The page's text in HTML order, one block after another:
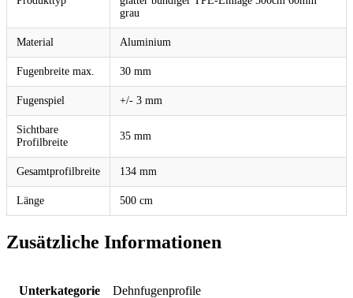
grau
Material Aluminium
Fugenbreite max. 30 mm
Fugenspiel +/- 3 mm
Sichtbare
Profilbreite
35 mm
Gesamtprofilbreite 134 mm
Länge 500 cm
Zusätzliche Informationen
Unterkategorie Dehnfugenprofile